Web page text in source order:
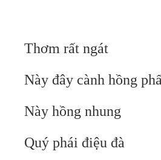
Thơm rất ngát
Này đây cành hồng
Này hồng nhung
Quý phái điệu đà